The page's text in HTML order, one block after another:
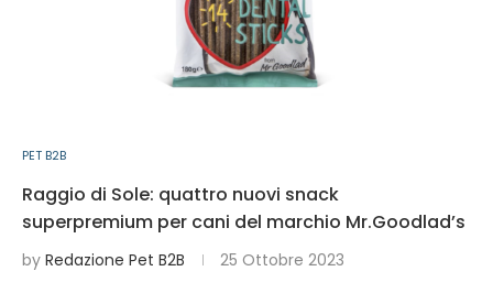
PET B2B
Raggio di Sole: quattro nuovi snack
superpremium per cani del marchio Mr.Goodlad’s
by Redazione Pet B2B 25 Ottobre 2023